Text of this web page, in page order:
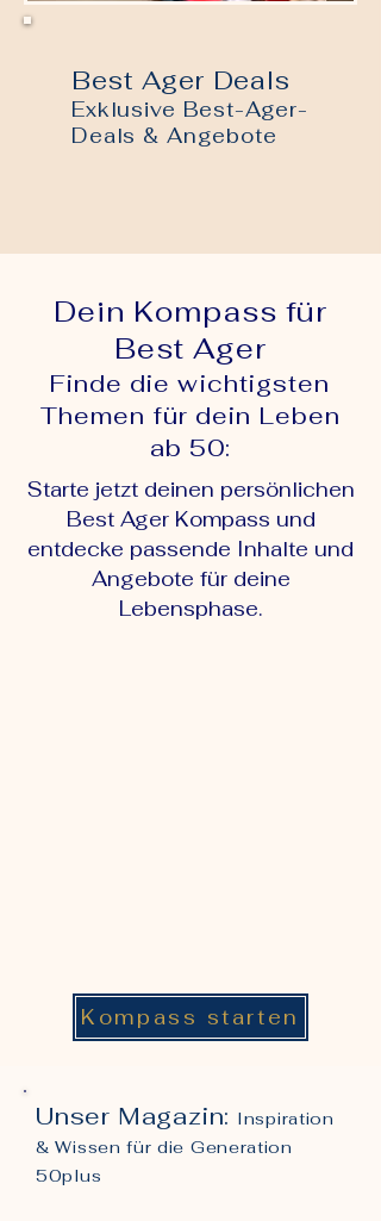
Best Ager Deals
Exklusive Best-Ager-
Deals & Angebote
Dein Kompass für
Best Ager
Finde die wichtigsten
Themen für dein Leben
ab 50:
Starte jetzt deinen persönlichen
Best Ager Kompass und
entdecke passende Inhalte und
Angebote für deine
Lebensphase.
Kompass starten
Unser Magazin: Inspiration
& Wissen für die Generation
50plus